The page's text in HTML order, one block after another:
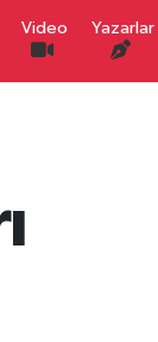
Video Yazarlar